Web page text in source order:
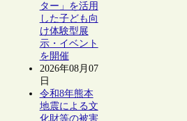
ター」を活用
した子ども向
け体験型展
示・イベント
を開催
2026年08月07
日
令和8年熊本
地震による文
化財等の被害